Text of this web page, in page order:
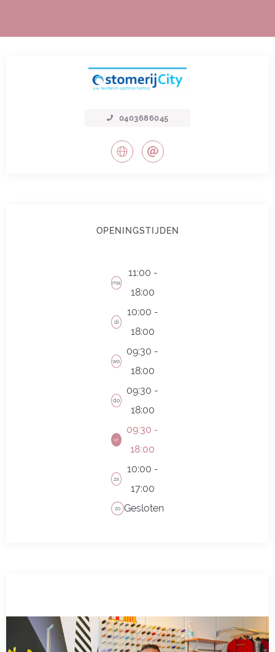
0403686045
OPENINGSTIJDEN
ma
11:00 -
18:00
di
10:00 -
18:00
wo
09:30 -
18:00
do
09:30 -
18:00
vr
09:30 -
18:00
za
10:00 -
17:00
zo Gesloten